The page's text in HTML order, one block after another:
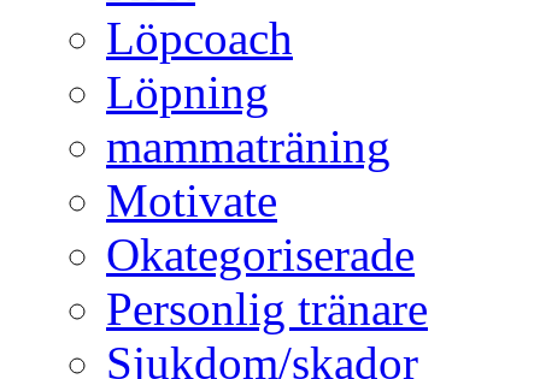
Löpcoach
Löpning
mammaträning
Motivate
Okategoriserade
Personlig tränare
Sjukdom/skador